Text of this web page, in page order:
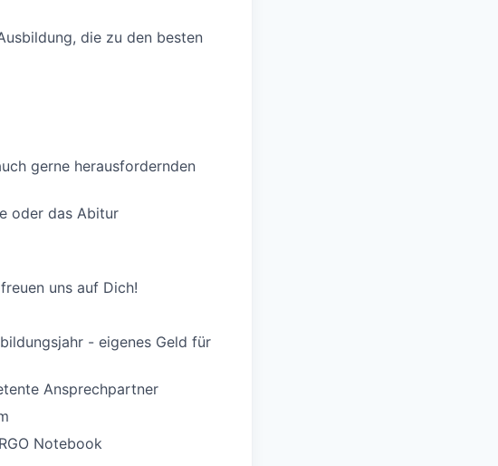
die zu den besten
gerne herausfordernden
oder das Abitur
uns auf Dich!
- eigenes Geld für
Ansprechpartner
Notebook